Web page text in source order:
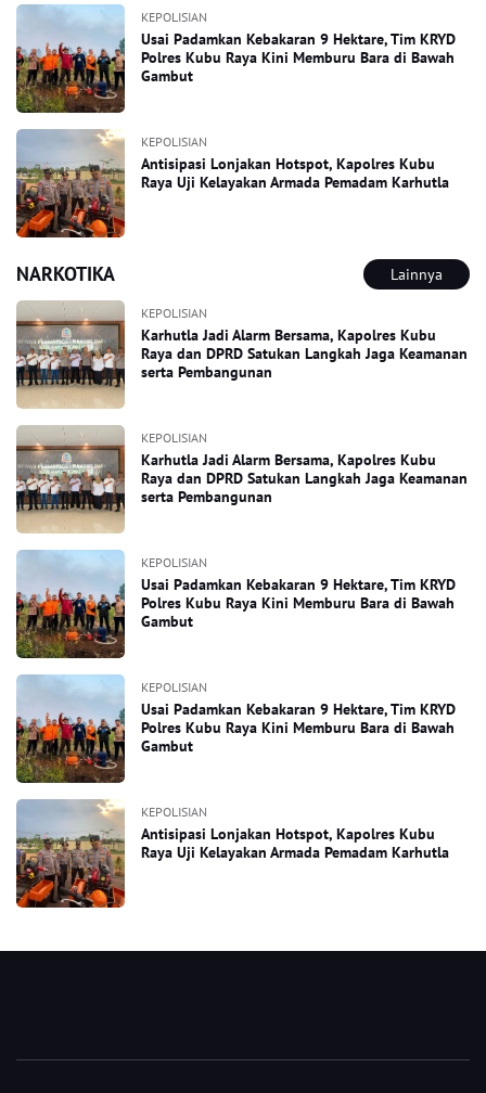
KEPOLISIAN
Usai Padamkan Kebakaran 9 Hektare, Tim KRYD
Polres Kubu Raya Kini Memburu Bara di Bawah
Gambut
KEPOLISIAN
Antisipasi Lonjakan Hotspot, Kapolres Kubu
Raya Uji Kelayakan Armada Pemadam Karhutla
NARKOTIKA Lainnya
KEPOLISIAN
Karhutla Jadi Alarm Bersama, Kapolres Kubu
Raya dan DPRD Satukan Langkah Jaga Keamanan
serta Pembangunan
KEPOLISIAN
Karhutla Jadi Alarm Bersama, Kapolres Kubu
Raya dan DPRD Satukan Langkah Jaga Keamanan
serta Pembangunan
KEPOLISIAN
Usai Padamkan Kebakaran 9 Hektare, Tim KRYD
Polres Kubu Raya Kini Memburu Bara di Bawah
Gambut
KEPOLISIAN
Usai Padamkan Kebakaran 9 Hektare, Tim KRYD
Polres Kubu Raya Kini Memburu Bara di Bawah
Gambut
KEPOLISIAN
Antisipasi Lonjakan Hotspot, Kapolres Kubu
Raya Uji Kelayakan Armada Pemadam Karhutla